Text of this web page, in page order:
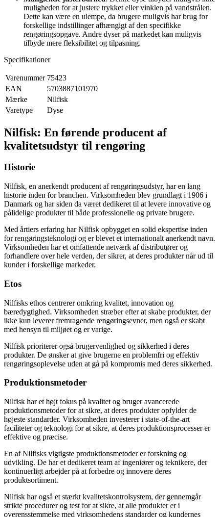
muligheden for at justere trykket eller vinklen på vandstrålen.
Dette kan være en ulempe, da brugere muligvis har brug for
forskellige indstillinger afhængigt af den specifikke
rengøringsopgave. Andre dyser på markedet kan muligvis
tilbyde mere fleksibilitet og tilpasning.
Specifikationer
Varenummer 75423
EAN
5703887101970
Mærke
Nilfisk
Varetype
Dyse
Nilfisk: En førende producent af
kvalitetsudstyr til rengøring
Historie
Nilfisk, en anerkendt producent af rengøringsudstyr, har en lang
historie inden for branchen. Virksomheden blev grundlagt i 1906 i
Danmark og har siden da været dedikeret til at levere innovative og
pålidelige produkter til både professionelle og private brugere.
Med årtiers erfaring har Nilfisk opbygget en solid ekspertise inden
for rengøringsteknologi og er blevet et internationalt anerkendt navn.
Virksomheden har et omfattende netværk af distributører og
forhandlere over hele verden, der sikrer, at deres produkter når ud til
kunder i forskellige markeder.
Etos
Nilfisks ethos centrerer omkring kvalitet, innovation og
bæredygtighed. Virksomheden stræber efter at skabe produkter, der
ikke kun leverer fremragende rengøringsevner, men også er skabt
med hensyn til miljøet og er varige.
Nilfisk prioriterer også brugervenlighed og sikkerhed i deres
produkter. De ønsker at give brugerne en problemfri og effektiv
rengøringsoplevelse uden at gå på kompromis med deres sikkerhed.
Produktionsmetoder
Nilfisk har et højt fokus på kvalitet og bruger avancerede
produktionsmetoder for at sikre, at deres produkter opfylder de
højeste standarder. Virksomheden investerer i state-of-the-art
faciliteter og teknologi for at sikre, at deres produktionsprocesser er
effektive og præcise.
En af Nilfisks vigtigste produktionsmetoder er forskning og
udvikling. De har et dedikeret team af ingeniører og teknikere, der
kontinuerligt arbejder på at forbedre og innovere deres
produktsortiment.
Nilfisk har også et stærkt kvalitetskontrolsystem, der gennemgår
strikte procedurer og test for at sikre, at alle produkter er i
overensstemmelse med virksomhedens standarder og kundernes